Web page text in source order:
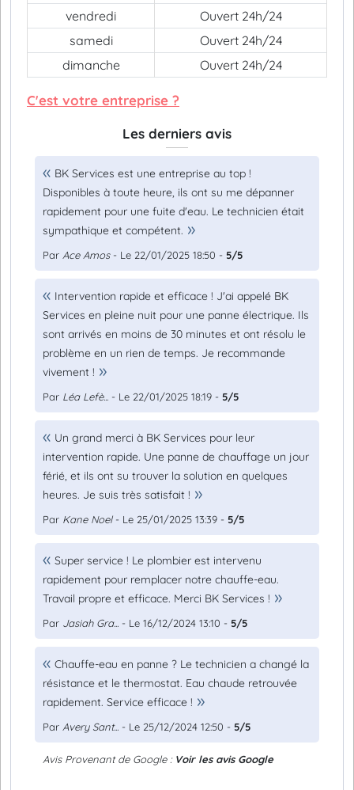
vendredi
Ouvert 24h/24
samedi
Ouvert 24h/24
dimanche
Ouvert 24h/24
C'est votre entreprise ?
Les derniers avis
BK Services est une entreprise au top !
Disponibles à toute heure, ils ont su me dépanner
rapidement pour une fuite d'eau. Le technicien était
sympathique et compétent.
Par Ace Amos- Le 22/01/2025 18:50 - 5/5
Intervention rapide et efficace ! J'ai appelé BK
Services en pleine nuit pour une panne électrique. Ils
sont arrivés en moins de 30 minutes et ont résolu le
problème en un rien de temps. Je recommande
vivement !
Par Léa Lefè... - Le 22/01/2025 18:19 - 5/5
Un grand merci à BK Services pour leur
intervention rapide. Une panne de chauffage un jour
férié, et ils ont su trouver la solution en quelques
heures. Je suis très satisfait !
Par Kane Noel- Le 25/01/2025 13:39 - 5/5
Super service ! Le plombier est intervenu
rapidement pour remplacer notre chauffe-eau.
Travail propre et efficace. Merci BK Services !
Par Jasiah Gra... - Le 16/12/2024 13:10 - 5/5
Chauffe-eau en panne ? Le technicien a changé la
résistance et le thermostat. Eau chaude retrouvée
rapidement. Service efficace !
Par Avery Sant... - Le 25/12/2024 12:50 - 5/5
Avis Provenant de Google : Voir les avis Google